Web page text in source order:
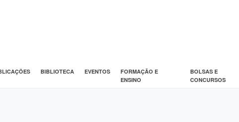
BIBLIOTECA EVENTOS
FORMAÇÃO E
ENSINO
BOLSAS E
CONCURSOS